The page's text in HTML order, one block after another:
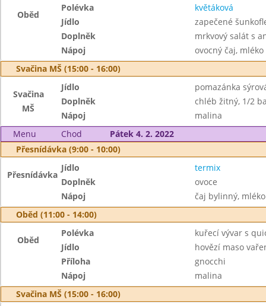
Oběd
Polévka
květáková
Jídlo
zapečené
Doplněk
mrkvový salát s
Nápoj
ovocný čaj, mléko
Svačina MŠ (15:00 - 16:00)
Svačina
MŠ
Jídlo
pomazánka
Doplněk
chléb žitný, 1/2
Nápoj
malina
Menu
Chod
Pátek 4. 2. 2022
Přesnídávka (9:00 - 10:00)
Přesnídávka
Jídlo
termix
Doplněk
ovoce
Nápoj
čaj bylinný, mléko
Oběd (11:00 - 14:00)
Oběd
Polévka
kuřecí vývar s
Jídlo
hovězí maso
Příloha
gnocchi
Nápoj
malina
Svačina MŠ (15:00 - 16:00)